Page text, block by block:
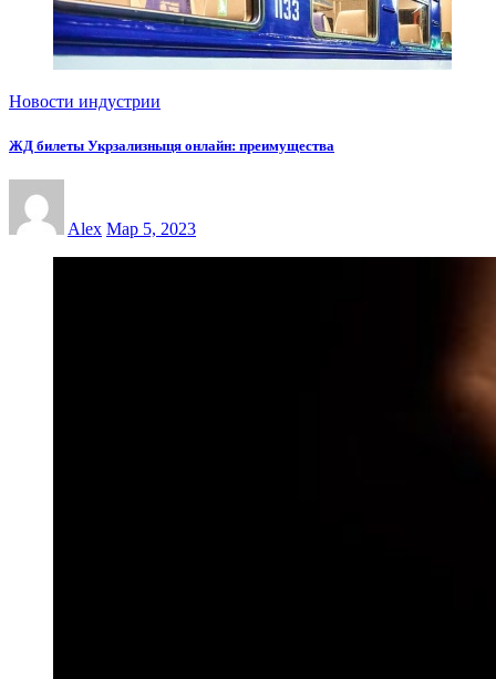
Новости индустрии
ЖД билеты Укрзализныця онлайн: преимущества
Alex Мар 5, 2023